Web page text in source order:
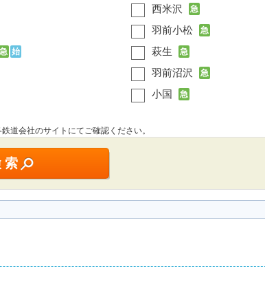
西米沢 急
羽前小松 急
急 始 萩生 急
羽前沼沢 急
小国 急
道会社のサイトにてご確認ください。